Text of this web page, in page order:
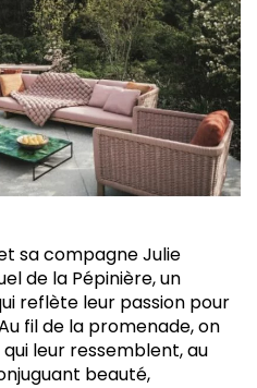
sa compagne Julie
de la Pépinière, un
reflète leur passion pour
fil de la promenade, on
leur ressemblent, au
beauté,